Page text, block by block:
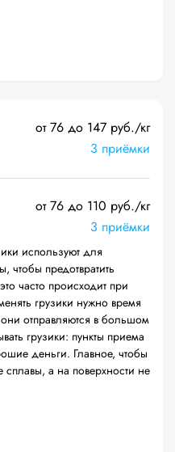
от 76 до 147 руб./кг
3 приёмки
от 76 до 110 руб./кг
3 приёмки
используют для
предотвратить
часто происходит при
грузики нужно время
отправляются в большом
грузики: пункты приема
деньги. Главное, чтобы
сплавы, а на поверхности не